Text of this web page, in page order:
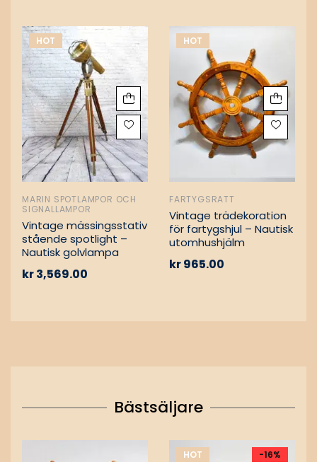
HOT
MARIN SPOTLAMPOR OCH
SIGNALLAMPOR
Vintage mässingsstativ
stående spotlight –
Nautisk golvlampa
kr3,569.00
HOT
FARTYGSRATT
Vintage trädekoration
för fartygshjul – Nautisk
utomhushjälm
kr965.00
Bästsäljare
HOT -16%